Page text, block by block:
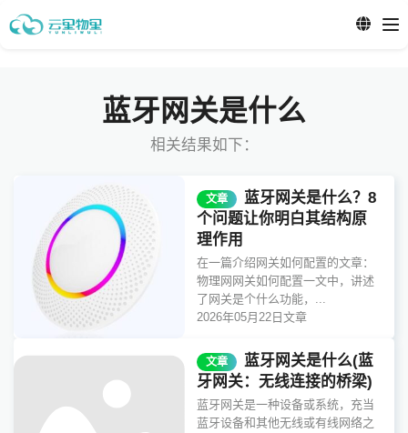
蓝牙网关是什么
相关结果如下：
文章
蓝牙网关是什么？8
个问题让你明白其结构原
理作用
在一篇介绍网关如何配置的文章：
物理网网关如何配置一文中，讲述
了网关是个什么功能，...
2026年05月22日文章
文章
蓝牙网关是什么(蓝
牙网关：无线连接的桥梁)
蓝牙网关是一种设备或系统，充当
蓝牙设备和其他无线或有线网络之